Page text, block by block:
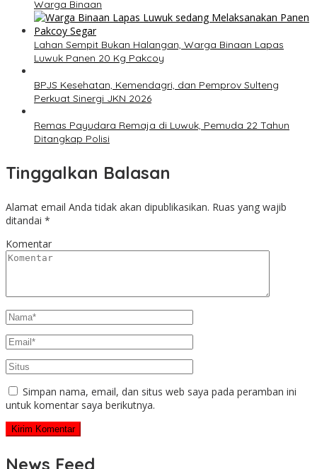
Warga Binaan
Lahan Sempit Bukan Halangan, Warga Binaan Lapas
Luwuk Panen 20 Kg Pakcoy
BPJS Kesehatan, Kemendagri, dan Pemprov Sulteng
Perkuat Sinergi JKN 2026
Remas Payudara Remaja di Luwuk, Pemuda 22 Tahun
Ditangkap Polisi
Tinggalkan Balasan
Alamat email Anda tidak akan dipublikasikan. Ruas yang wajib
ditandai *
Komentar
Simpan nama, email, dan situs web saya pada peramban ini
untuk komentar saya berikutnya.
News Feed